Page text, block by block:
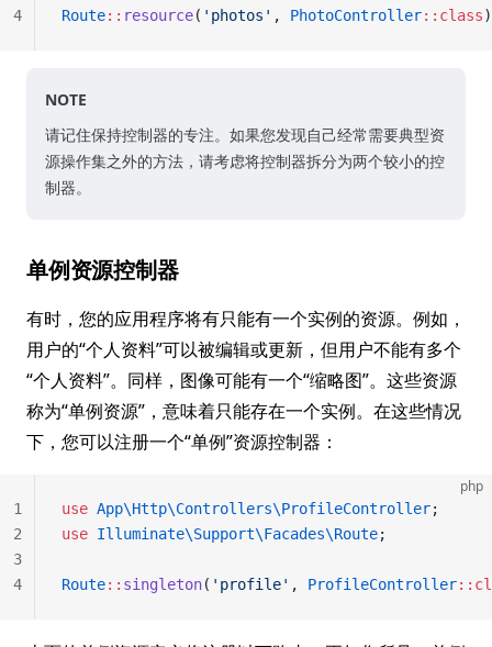
Route:: resource( 'photos' , PhotoController::class
4
NOTE
请记住保持控制器的专注。如果您发现自己经常需要典型资
源操作集之外的方法，请考虑将控制器拆分为两个较小的控
制器。
单例资源控制器
有时，您的应用程序将有只能有一个实例的资源。例如，
用户的“个人资料”可以被编辑或更新，但用户不能有多个
“个人资料”。同样，图像可能有一个“缩略图”。这些资源
称为“单例资源”，意味着只能存在一个实例。在这些情况
下，您可以注册一个“单例”资源控制器：
php
use App\Http\Controllers\ProfileController;
use Illuminate\Support\Facades\Route;
Route:: singleton( 'profile' , ProfileController
1
2
3
4